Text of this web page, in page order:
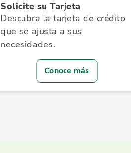
Solicite su Tarjeta
Descubra la tarjeta de crédito
que se ajusta a sus
necesidades.
Conoce más